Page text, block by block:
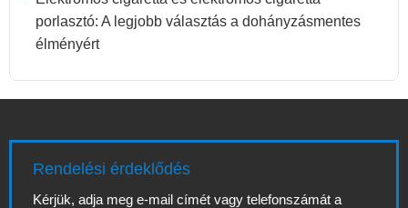
porlasztó: A legjobb választás a dohányzásmentes
élményért
Rendelési érdeklődés
Kérjük, adja meg e-mail címét vagy telefonszámát a